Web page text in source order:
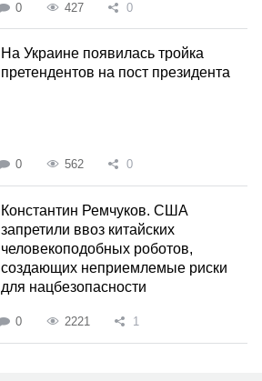
0 427 0
На Украине появилась тройка
претендентов на пост президента
0 562 0
Константин Ремчуков. США
запретили ввоз китайских
человекоподобных роботов,
создающих неприемлемые риски
для нацбезопасности
0 2221 1